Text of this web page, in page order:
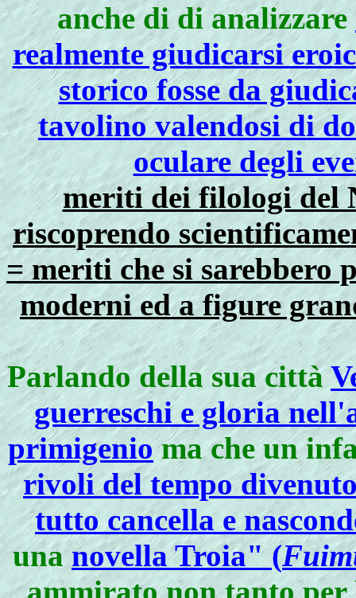
anche di di analizzare
realmente giudicarsi
storico fosse da
tavolino valendosi di
oculare degli
meriti dei filologi del
riscoprendo
= meriti che si sarebbero
moderni ed a figure
Parlando della sua città
guerreschi e gloria
primigenioma che un
rivoli del tempo
tutto cancella e
unanovella Troia" (